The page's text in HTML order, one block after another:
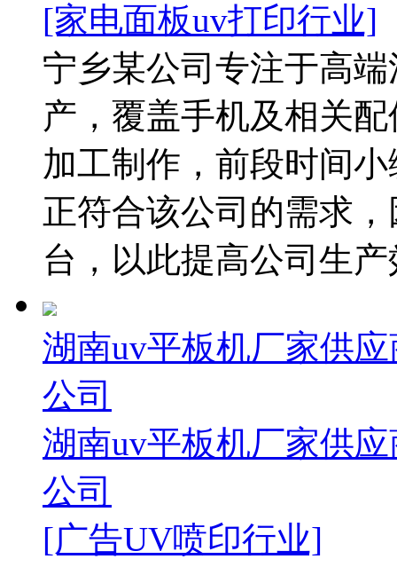
[家电面板uv打印行业]
宁乡某公司专注于高
产，覆盖手机及相关
加工制作，前段时间
正符合该公司的需求
台，以此提高公司生
湖南uv平板机厂家供
公司
湖南uv平板机厂家供
公司
[广告UV喷印行业]